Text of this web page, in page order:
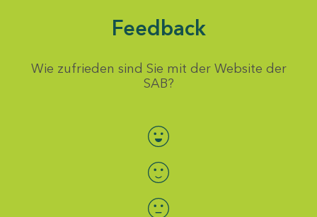
Feedback
Wie zufrieden sind Sie mit der Website der
SAB?
Bewertung auswählen